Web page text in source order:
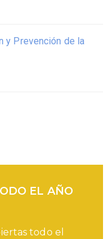
y Prevención de la
EL AÑO
todo el